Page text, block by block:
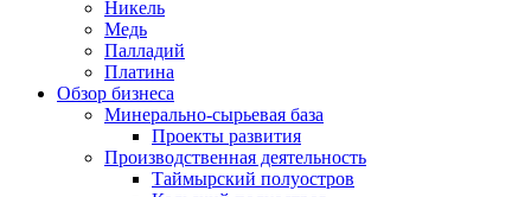
Никель
Медь
Палладий
Платина
Обзор бизнеса
Минерально-сырьевая база
Проекты развития
Производственная деятельность
Таймырский полуостров